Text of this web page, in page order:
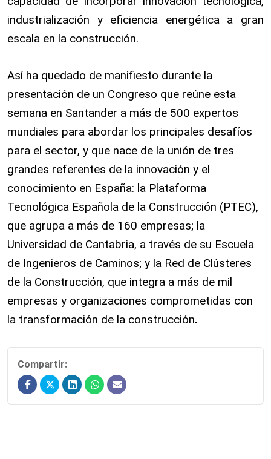
industrialización y eficiencia energética a gran
escala en la construcción.
Así ha quedado de manifiesto durante la
presentación de un Congreso que reúne esta
semana en Santander a más de 500 expertos
mundiales para abordar los principales desafíos
para el sector, y que nace de la unión de tres
grandes referentes de la innovación y el
conocimiento en España: la Plataforma
Tecnológica Española de la Construcción (PTEC),
que agrupa a más de 160 empresas; la
Universidad de Cantabria, a través de su Escuela
de Ingenieros de Caminos; y la Red de Clústeres
de la Construcción, que integra a más de mil
empresas y organizaciones comprometidas con
la transformación de la construcción.
Compartir: